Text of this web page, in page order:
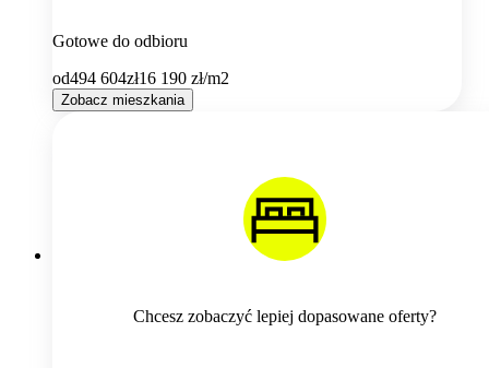
Gotowe do odbioru
od494 604zł16 190 zł/m2
Zobacz mieszkania
Chcesz zobaczyć lepiej dopasowane oferty?